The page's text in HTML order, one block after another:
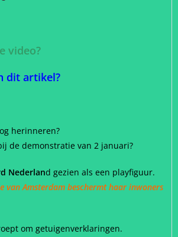
video?
dit artikel?
herinneren?
de demonstratie van 2 januari?
Nederland gezien als een playfiguur.
van Amsterdam beschermt haar inwoners
om getuigenverklaringen.